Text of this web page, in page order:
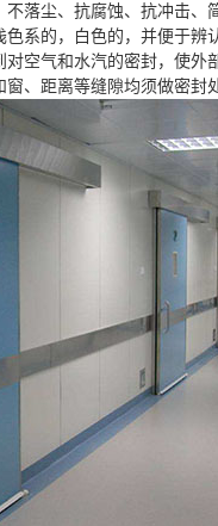
尘、抗腐蚀、抗冲击、
系的，白色的，并便于辨
气和水汽的密封，使外
、距离等缝隙均须做密封